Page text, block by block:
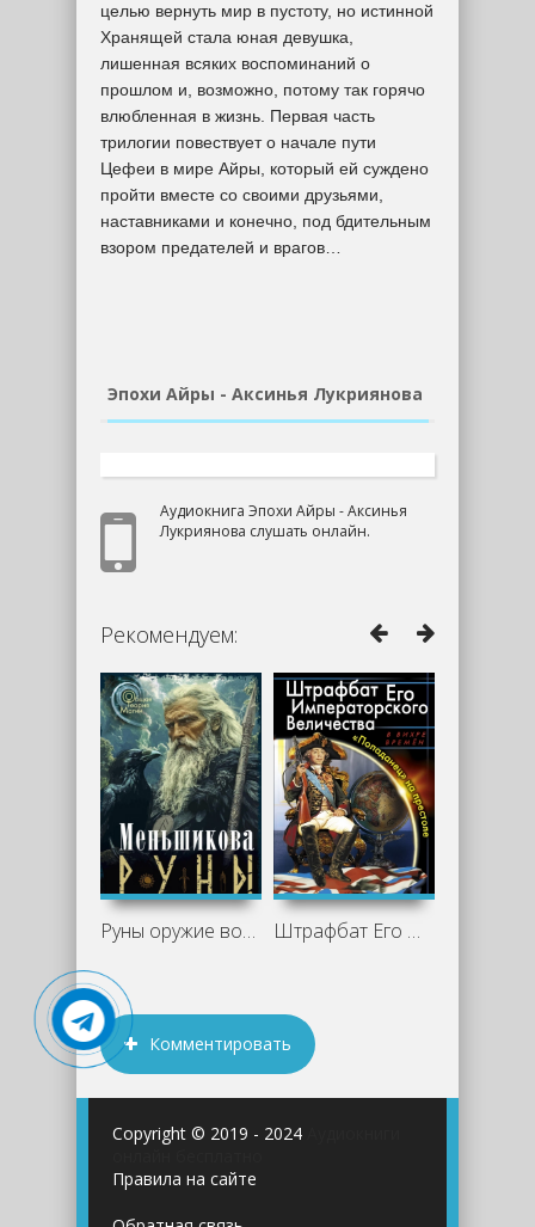
целью вернуть мир в пустоту, но истинной
Хранящей стала юная девушка,
лишенная всяких воспоминаний о
прошлом и, возможно, потому так горячо
влюбленная в жизнь. Первая часть
трилогии повествует о начале пути
Цефеи в мире Айры, который ей суждено
пройти вместе со своими друзьями,
наставниками и конечно, под бдительным
взором предателей и врагов…
Эпохи Айры - Аксинья Лукриянова
Аудиокнига Эпохи Айры - Аксинья
Лукриянова слушать онлайн.
Рекомендуем:
Руны оружие воина - Ксения Меньшикова Штрафбат Его Императорского Величества
Комментировать
Copyright © 2019 - 2024
Правила на сайте